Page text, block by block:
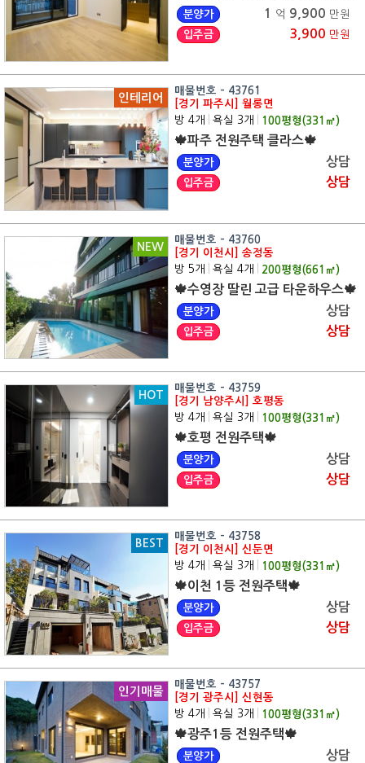
분양가 1 억 9,900 만원
입주금
3,900 만원
인테리어
매물번호 - 43761
[경기 파주시] 월롱면
방 4개
욕실 3개 100평형(331 ㎡)
🍁파주 전원주택 클라스🍁
분양가 상담
입주금 상담
NEW
매물번호 - 43760
[경기 이천시] 송정동
방 5개
욕실 4개 200평형(661 ㎡)
🍁수영장 딸린 고급 타운하우스🍁
분양가 상담
입주금 상담
HOT
매물번호 - 43759
[경기 남양주시] 호평동
방 4개
욕실 3개 100평형(331 ㎡)
🍁호평 전원주택🍁
분양가 상담
입주금 상담
BEST
매물번호 - 43758
[경기 이천시] 신둔면
방 4개
욕실 3개 100평형(331 ㎡)
🍁이천 1등 전원주택🍁
분양가 상담
입주금 상담
인기매물
매물번호 - 43757
[경기 광주시] 신현동
방 4개
욕실 3개 100평형(331 ㎡)
🍁광주1등 전원주택🍁
분양가 상담